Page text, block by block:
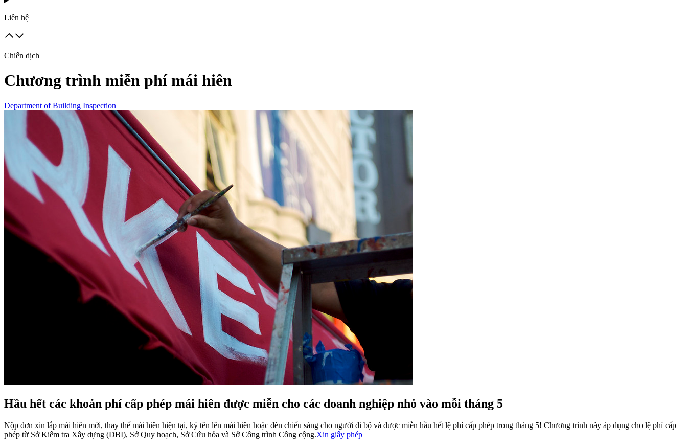
Liên hệ
Chiến dịch
Chương trình miễn phí mái hiên
Department of Building Inspection
Hầu hết các khoản phí cấp phép mái hiên được miễn cho các doanh nghiệp nhỏ vào mỗi tháng 5
Nộp đơn xin lắp mái hiên mới, thay thế mái hiên hiện tại, ký tên lên mái hiên hoặc đèn chiếu sáng cho người đi bộ và được miễn hầu hết lệ phí cấp phép trong tháng 5! Chương trình này áp dụng cho lệ phí cấp
phép từ Sở Kiểm tra Xây dựng (DBI), Sở Quy hoạch, Sở Cứu hỏa và Sở Công trình Công cộng.Xin giấy phép